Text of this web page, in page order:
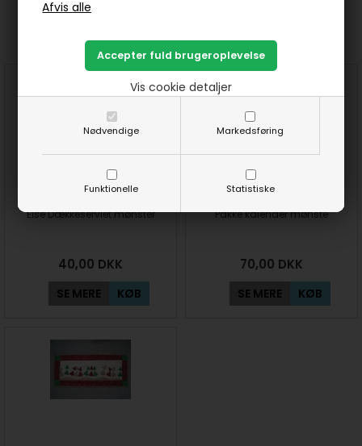
Nødvendige Markedsføring
Funktionelle Statistiske
Vis cookie detaljer
Else Dækkeserviet mønster
40,00 DKK
SE MERE KØB
Pakke kalender mønste
70,00 DKK
SE MERE KØB